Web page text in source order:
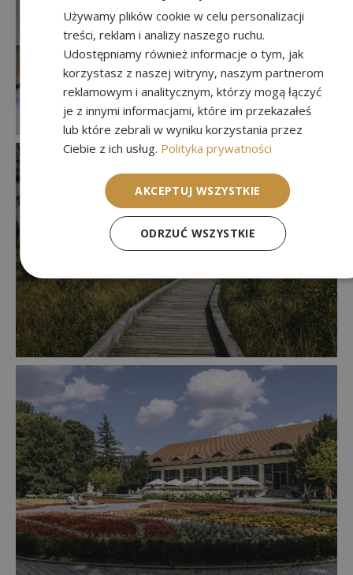
Używamy plików cookie w celu personalizacji
treści, reklam i analizy naszego ruchu.
Udostępniamy również informacje o tym, jak
korzystasz z naszej witryny, naszym partnerom
reklamowym i analitycznym, którzy mogą łączyć
je z innymi informacjami, które im przekazałeś
lub które zebrali w wyniku korzystania przez
Ciebie z ich usług. Polityka prywatności
AKCEPTUJ WSZYSTKIE
ODRZUĆ WSZYSTKIE